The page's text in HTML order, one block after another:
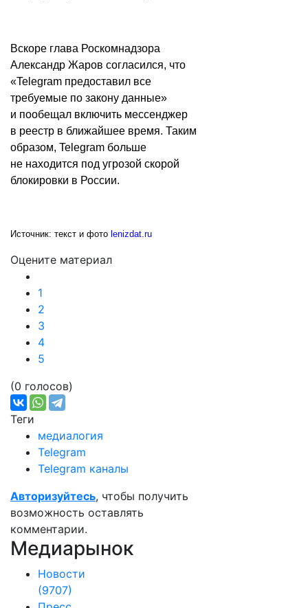
Вскоре глава Роскомнадзора
Александр Жаров согласился, что
«Telegram предоставил все
требуемые по закону данные»
и пообещал включить мессенджер
в реестр в ближайшее время. Таким
образом, Telegram больше
не находится под угрозой скорой
блокировки в России.
Источник: текст и фото lenizdat.ru
Оцените материал
1
2
3
4
5
(0 голосов)
Теги
медиалогия
Telegram
Telegram каналы
Авторизуйтесь, чтобы получить
возможность оставлять
комментарии.
Медиарынок
Новости
(9707)